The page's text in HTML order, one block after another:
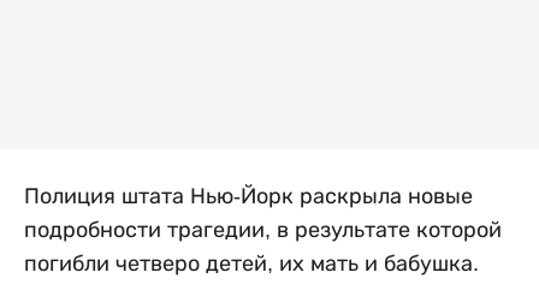
Полиция штата Нью-Йорк раскрыла новые
подробности трагедии, в результате которой
погибли четверо детей, их мать и бабушка.